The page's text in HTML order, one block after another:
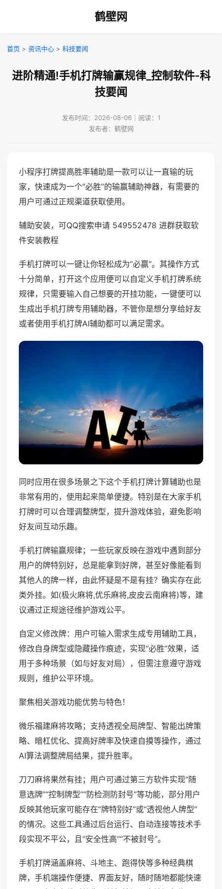
鹤壁网
首页 > 资讯中心 > 科技要闻
进阶精通!手机打牌输赢规律_控制软件-科
技要闻
发布时间：2026-08-06｜阅读：1
发布者：鹤壁网
小程序打牌提高胜率辅助是一款可以让一直输的玩
家，快速成为一个“必胜”的输赢辅助神器，有需要的
用户可通过正规渠道获取使用。
辅助安装，可QQ搜索申请 549552478 进群获取软
件安装教程
手机打牌可以一键让你轻松成为“必赢”。其操作方式
十分简单，打开这个应用便可以自定义手机打牌系统
规律，只需要输入自己想要的开挂功能，一键便可以
生成出手机打牌专用辅助器，不管你是想分享给好友
或者使用手机打牌AI辅助都可以满足需求。
同时应用在很多场景之下这个手机打牌计算辅助也是
非常有用的，使用起来简单便捷。特别是在大家手机
打牌时可以合理调整牌型，提升游戏体验，避免影响
好友间互动乐趣。
手机打牌输赢规律；一些玩家反映在游戏中遇到部分
用户的牌特别好，总是能拿到好牌，甚至好像能看到
其他人的牌一样，由此怀疑是不是有挂？确实存在此
类外挂。如(极火麻将,优乐麻将,皮皮云南麻将)等，建
议通过正规途径维护游戏公平。
自定义修改牌：用户可输入需求生成专用辅助工具，
修改自身牌型或隐藏操作痕迹，实现“必胜”效果，适
用于多种场景（如与好友对局），但需注意遵守游戏
规则，维护公平环境。
聚焦相关游戏功能优势与特色！
微乐福建麻将攻略；支持透视全局牌型、智能出牌策
略、暗杠优化、提高好牌率及快速自摸等操作，通过
AI算法调整牌局结果，提升胜率。
刀刀麻将果然有挂；用户可通过第三方软件实现“随
意选牌”“控制牌型”“防检测防封号”等功能，部分用户
反映其他玩家可能存在“牌特别好”或“透视他人牌型”
的情况。这些工具通过后台运行、自动连接等技术手
段实现不平公，且“安全性高”“不被封号”。
手机打牌涵盖麻将、斗地主、跑得快等多种经典棋
牌，手机端操作便捷、界面友好，随时随地都能快速